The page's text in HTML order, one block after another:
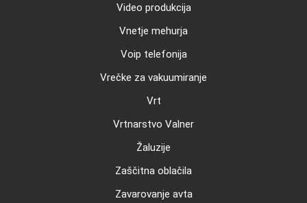
Video produkcija
Vnetje mehurja
Voip telefonija
Vrečke za vakuumiranje
Vrt
Vrtnarstvo Valner
Žaluzije
Zaščitna oblačila
Zavarovanje avta